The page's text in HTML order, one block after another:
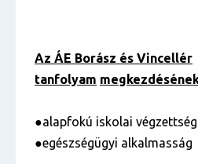
Az ÁE Borász és Vincellér
tanfolyam
●alapfokú iskolai végzettség
●egészségügyi alkalmasság